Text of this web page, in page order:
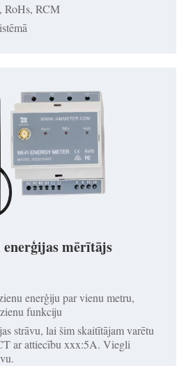
RoHs, RCM
mērītājs
enerģiju par vienu metru,
funkciju
strāvu, lai šim skaitītājam varētu
ar attiecību xxx:5A. Viegli